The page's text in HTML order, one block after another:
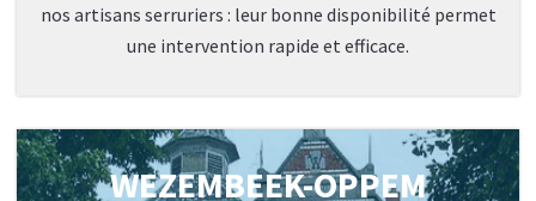
nos artisans serruriers : leur bonne disponibilité permet
une intervention rapide et efficace.
WEZEMBEEK-OPPEM